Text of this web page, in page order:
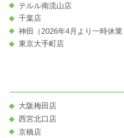
テルル南流山店
千葉店
神田（2026年4月より一時休業
東京大手町店
大阪梅田店
西宮北口店
京橋店